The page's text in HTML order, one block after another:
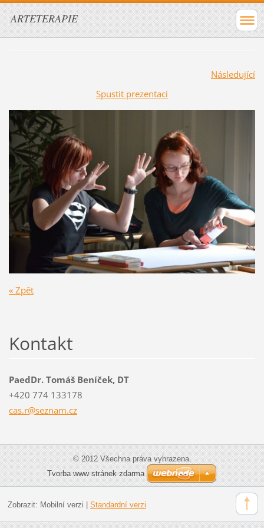
ARTETERAPIE
Následující
Spustit prezentaci
« Zpět
Kontakt
PaedDr. Tomáš Beníček, DT
+420 774 133178
cas.r@seznam.cz
© 2012 Všechna práva vyhrazena.
Tvorba www stránek zdarma
Zobrazit: Mobilní verzi Standardní verzi